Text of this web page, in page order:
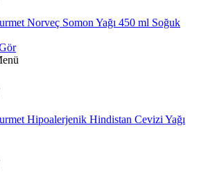
Norveç Somon Yağı 450 ml Soğuk
Hipoalerjenik Hindistan Cevizi Yağı